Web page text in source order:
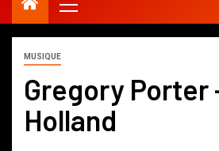
MUSIQUE
Gregory Porter
Holland